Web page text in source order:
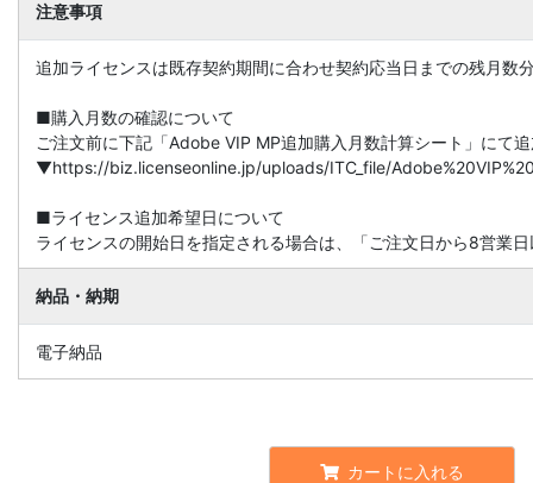
注意事項
追加ライセンスは既存契約期間に合わせ契約応当日までの残月数
■購入月数の確認について
ご注文前に下記「Adobe VIP MP追加購入月数計算シート」にて
▼https://biz.licenseonline.jp/uploads/ITC_file/
■ライセンス追加希望日について
ライセンスの開始日を指定される場合は、「ご注文日から8営業
納品・納期
電子納品
カートに入れる